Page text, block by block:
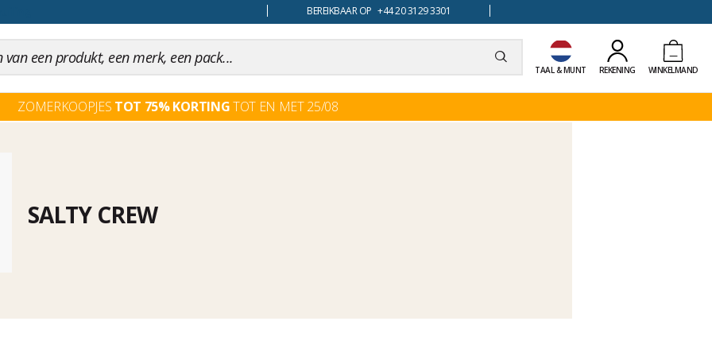
BEREIKBAAR OP +44 20 3129 3301
TAAL & MUNT REKENING WINKELMAND
ZOMERKOOPJES TOT 75% KORTINGTOT EN MET 25/08
SALTY CREW